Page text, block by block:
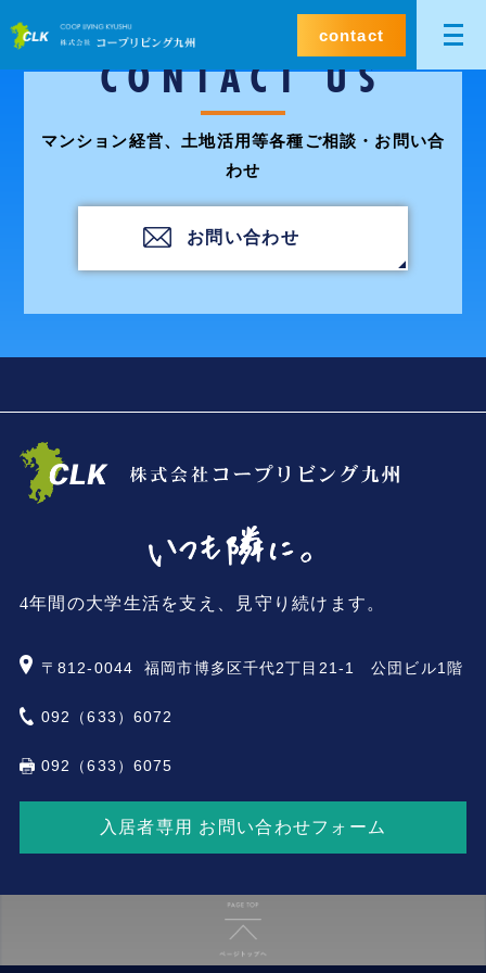
contact
CONTACT US
マンション経営、土地活用等各種ご相談・お問い合
わせ
お問い合わせ
4年間の大学生活を支え、見守り続けます。
〒812-0044 福岡市博多区千代2丁目21-1 公団ビル1階
092（633）6072
092（633）6075
入居者専用 お問い合わせフォーム